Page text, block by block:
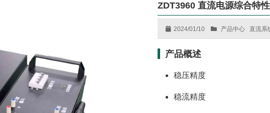
ZDT3960 直流电源综合特
2024/01/10 产品中心 直流系
产品概述
稳压精度
稳流精度